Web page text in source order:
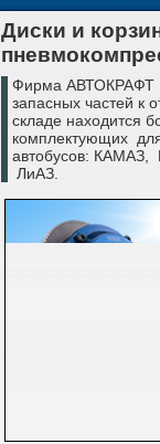
Диски и
Фирма АВТОКРАФТ
запасных частей к
складе находится
комплектующих
автобусов:
ЛиАЗ.